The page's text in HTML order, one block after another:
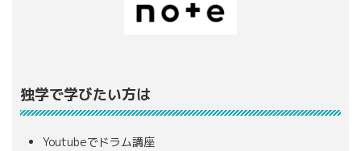
独学で学びたい方は
Youtubeでドラム講座